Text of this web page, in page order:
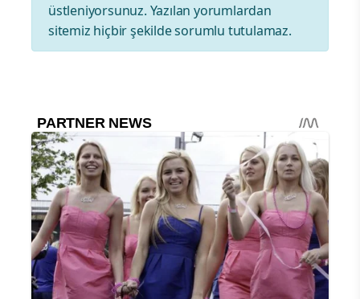
üstleniyorsunuz. Yazılan yorumlardan
sitemiz hiçbir şekilde sorumlu tutulamaz.